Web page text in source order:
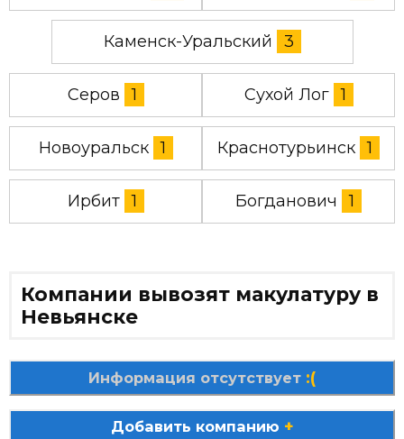
Каменск-Уральский 3
Серов 1 Сухой Лог 1
Новоуральск 1 Краснотурьинск 1
Ирбит 1 Богданович 1
Компании вывозят макулатуру в
Невьянске
Информация отсутствует :(
Добавить компанию +